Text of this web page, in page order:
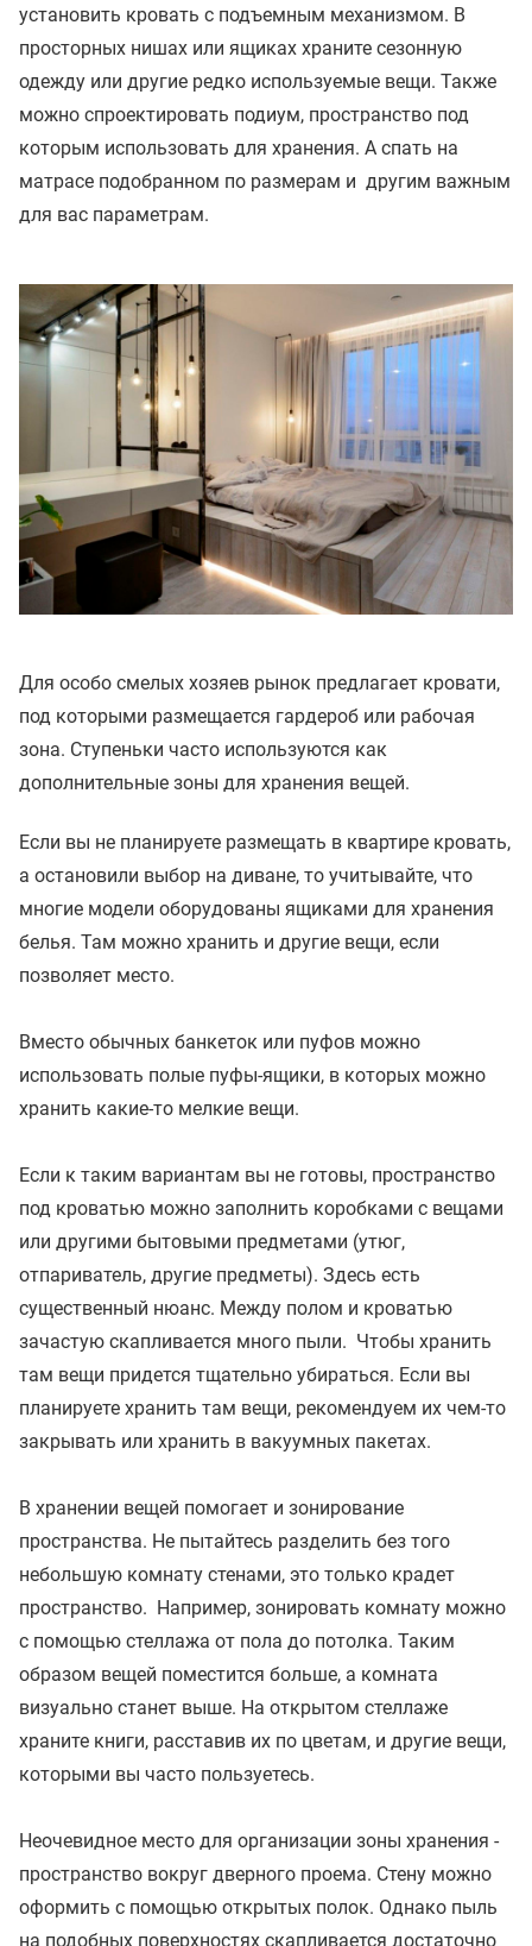
установить кровать с подъемным механизмом. В
просторных нишах или ящиках храните сезонную
одежду или другие редко используемые вещи. Также
можно спроектировать подиум, пространство под
которым использовать для хранения. А спать на
матрасе подобранном по размерам и другим важным
для вас параметрам.
Для особо смелых хозяев рынок предлагает кровати,
под которыми размещается гардероб или рабочая
зона. Ступеньки часто используются как
дополнительные зоны для хранения вещей.
Если вы не планируете размещать в квартире кровать,
а остановили выбор на диване, то учитывайте, что
многие модели оборудованы ящиками для хранения
белья. Там можно хранить и другие вещи, если
позволяет место.
Вместо обычных банкеток или пуфов можно
использовать полые пуфы-ящики, в которых можно
хранить какие-то мелкие вещи.
Если к таким вариантам вы не готовы, пространство
под кроватью можно заполнить коробками с вещами
или другими бытовыми предметами (утюг,
отпариватель, другие предметы). Здесь есть
существенный нюанс. Между полом и кроватью
зачастую скапливается много пыли. Чтобы хранить
там вещи придется тщательно убираться. Если вы
планируете хранить там вещи, рекомендуем их чем-то
закрывать или хранить в вакуумных пакетах.
В хранении вещей помогает и зонирование
пространства. Не пытайтесь разделить без того
небольшую комнату стенами, это только крадет
пространство. Например, зонировать комнату можно
с помощью стеллажа от пола до потолка. Таким
образом вещей поместится больше, а комната
визуально станет выше. На открытом стеллаже
храните книги, расставив их по цветам, и другие вещи,
которыми вы часто пользуетесь.
Неочевидное место для организации зоны хранения -
пространство вокруг дверного проема. Стену можно
оформить с помощью открытых полок. Однако пыль
на подобных поверхностях скапливается достаточно